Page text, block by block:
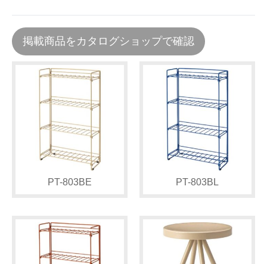
掲載商品をカタログショップで確認
PT-803BE PT-803BL